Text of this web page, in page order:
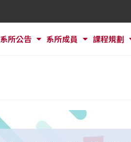
系所公告 系所成員 課程規劃